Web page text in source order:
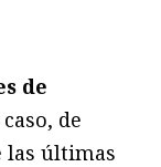
de
de
las últimas